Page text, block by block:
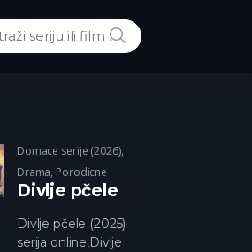
POTRAZI
Domace serije (2026),
Drama, Porodicne
Divlje pčele
Divlje pčele (2025)
serija online,Divlje